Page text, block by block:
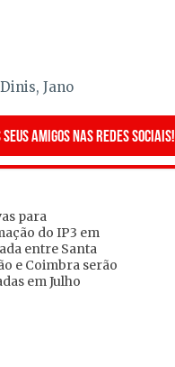
Jano
amigos nas redes sociais!
para
do IP3 em
entre Santa
e Coimbra serão
em Julho